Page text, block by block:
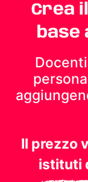
Crea
base
Il prezzo
istituti